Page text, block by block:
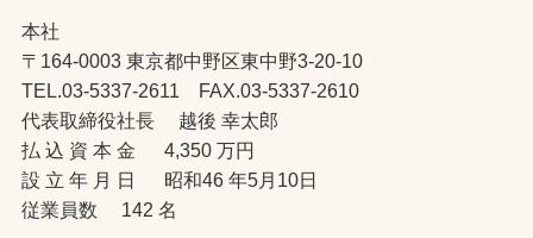
本社
〒164-0003 東京都中野区東中野3-20-10
TEL.03-5337-2611 FAX.03-5337-2610
代表取締役社長 越後 幸太郎
払 込 資 本 金 4,350 万円
設 立 年 月 日 昭和46 年5月10日
従業員数 142 名